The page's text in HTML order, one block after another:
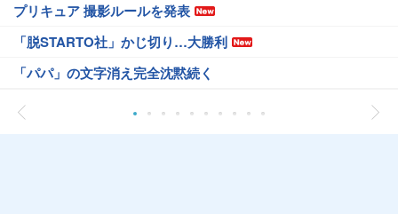
プリキュア 撮影ルールを発表
「脱STARTO社」かじ切り…大勝利
「パパ」の文字消え完全沈黙続く